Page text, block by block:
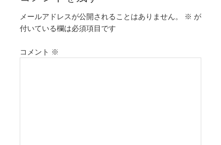
メールアドレスが公開されることはありません。 ※ が
付いている欄は必須項目です
コメント ※